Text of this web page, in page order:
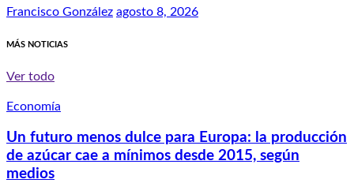
Francisco González agosto 8, 2026
MÁS NOTICIAS
Ver todo
Economía
Un futuro menos dulce para Europa: la producción
de azúcar cae a mínimos desde 2015, según
medios